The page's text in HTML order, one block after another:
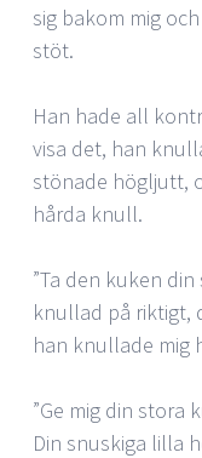
sig bakom mig
stöt.
Han hade all
visa det, han
stönade högljutt,
hårda knull.
”Ta den kuken
knullad på riktigt,
han knullade mig
”Ge mig din stora
Din snuskiga lilla